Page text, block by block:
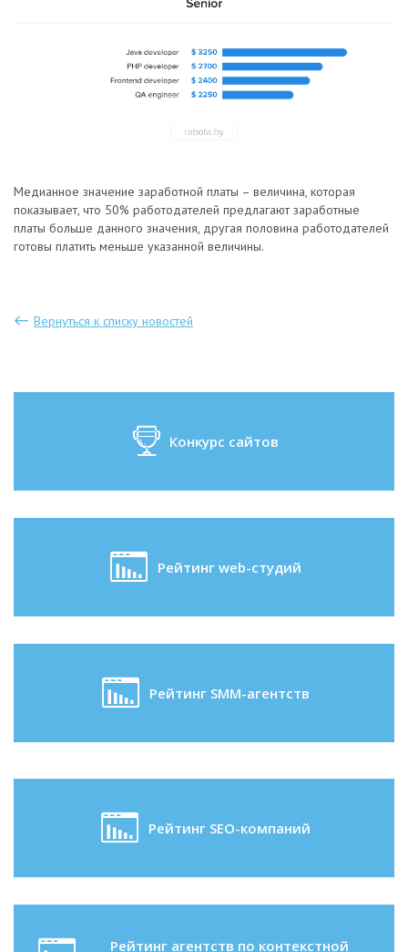
Медианное значение заработной платы – величина, которая
показывает, что 50% работодателей предлагают заработные
платы больше данного значения, другая половина работодателей
готовы платить меньше указанной величины.
Вернуться к списку новостей
Конкурс сайтов
Рейтинг web-студий
Рейтинг SMM-агентств
Рейтинг SEO-компаний
Рейтинг агентств по контекстной